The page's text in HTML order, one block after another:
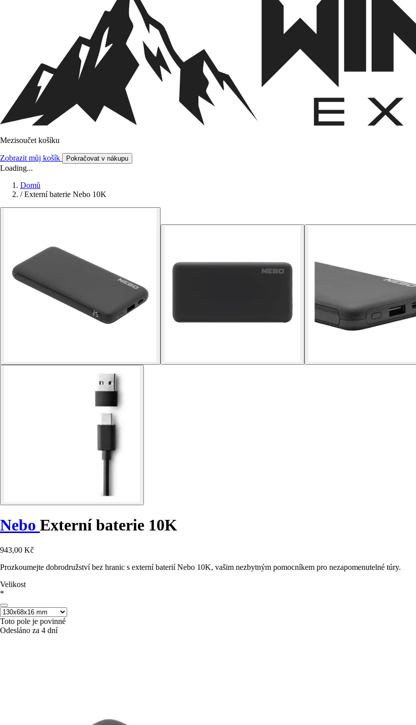
Mezisoučet košíku
Zobrazit můj košík Pokračovat v nákupu
Loading...
Domů
/ Externí baterie Nebo 10K
Nebo Externí baterie 10K
943,00 Kč
Prozkoumejte dobrodružství bez hranic s externí baterií Nebo 10K, vašim nezbytným pomocníkem pro nezapomenutelné túry.
Velikost
*
Toto pole je povinné
Odesláno za 4 dní